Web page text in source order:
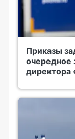
Приказы
очередное
директора